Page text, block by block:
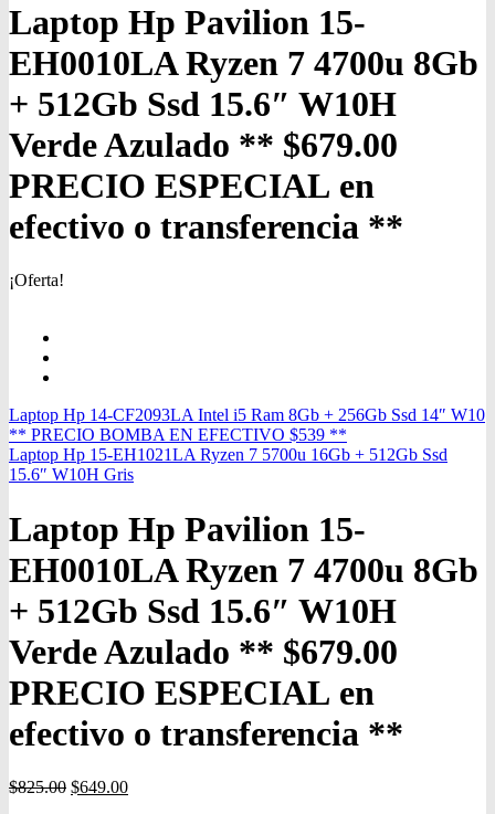
Laptop Hp Pavilion 15-
EH0010LA Ryzen 7 4700u 8Gb
+ 512Gb Ssd 15.6″ W10H
Verde Azulado ** $679.00
PRECIO ESPECIAL en
efectivo o transferencia **
¡Oferta!
Laptop Hp 14-CF2093LA Intel i5 Ram 8Gb + 256Gb Ssd 14″ W10
** PRECIO BOMBA EN EFECTIVO $539 **
Laptop Hp 15-EH1021LA Ryzen 7 5700u 16Gb + 512Gb Ssd
15.6″ W10H Gris
Laptop Hp Pavilion 15-
EH0010LA Ryzen 7 4700u 8Gb
+ 512Gb Ssd 15.6″ W10H
Verde Azulado ** $679.00
PRECIO ESPECIAL en
efectivo o transferencia **
$825.00 $649.00